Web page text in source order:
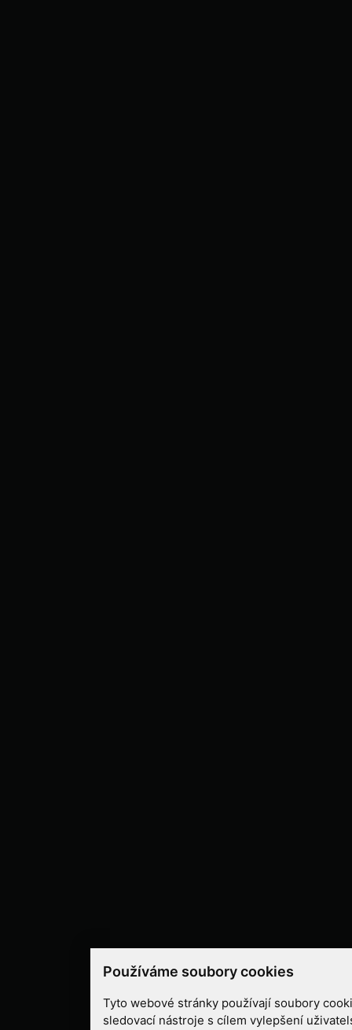
Používáme soubory cookies
Tyto webové stránky používají soubory
sledovací nástroje s cílem vylepšení